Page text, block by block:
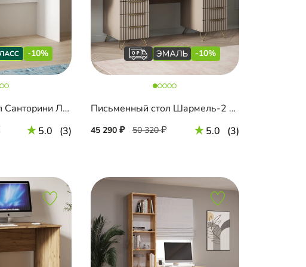
-10%
Письменный стол Санторини Лайф
5.0 (3)
-10%
Письменный стол Шармель-2 Эмаль
45 290 50 320 5.0 (3)